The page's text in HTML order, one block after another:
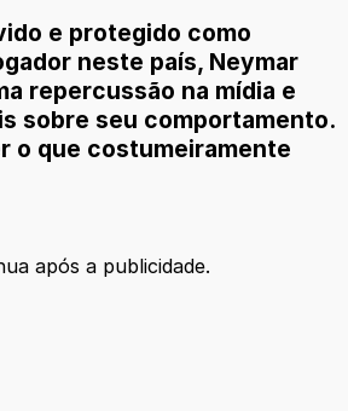
e protegido como
neste país, Neymar
repercussão na mídia e
sobre seu comportamento.
o que costumeiramente
após a publicidade.